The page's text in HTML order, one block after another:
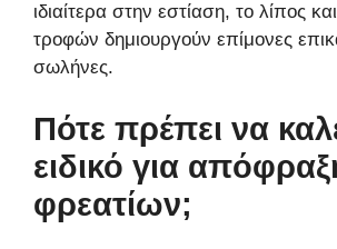
ιδιαίτερα στην εστίαση, το λίπος
τροφών δημιουργούν επίμονες
σωλήνες.
Πότε πρέπει να
ειδικό για
φρεατίων;